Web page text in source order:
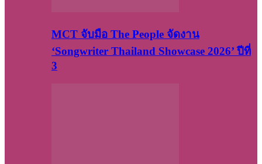
MCT จับมือ The People จัดงาน
‘Songwriter Thailand Showcase 2026’ ปีที่
3